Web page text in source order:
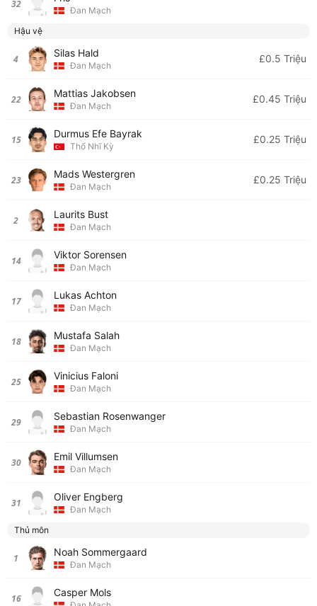
32
Đan Mạch
Hậu vệ
4 Silas Hald
Đan Mạch
£0.5 Triệu
22 Mattias Jakobsen
Đan Mạch
£0.45 Triệu
15 Durmus Efe Bayrak
Thổ Nhĩ Kỳ
£0.25 Triệu
23 Mads Westergren
Đan Mạch
£0.25 Triệu
2 Laurits Bust
Đan Mạch
14 Viktor Sorensen
Đan Mạch
17 Lukas Achton
Đan Mạch
18 Mustafa Salah
Đan Mạch
25 Vinicius Faloni
Đan Mạch
29 Sebastian Rosenwanger
Đan Mạch
30 Emil Villumsen
Đan Mạch
31 Oliver Engberg
Đan Mạch
Thủ môn
1 Noah Sommergaard
Đan Mạch
16 Casper Mols